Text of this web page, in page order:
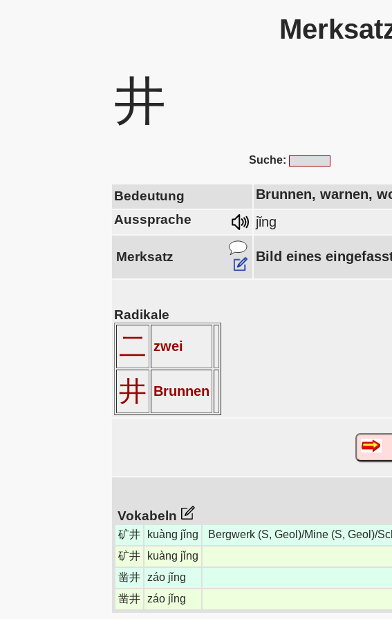
井
Suche:
Bedeutung Brunnen, warnen,
Aussprache jǐng
Merksatz Bild eines
Radikale
二 zwei
井 Brunnen
Vokabeln
矿井 kuàng jǐng
Bergwerk (S, Geol)/Mine (S, Geol)/
矿井
kuàng jǐng
凿井 záo jǐng
凿井 záo jǐng